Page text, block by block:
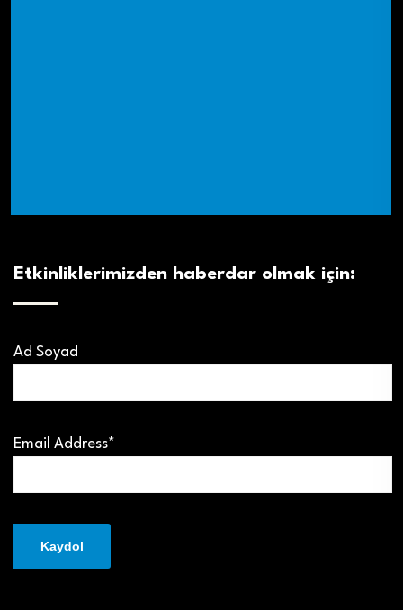
Etkinliklerimizden haberdar olmak için:
Ad Soyad
Email Address*